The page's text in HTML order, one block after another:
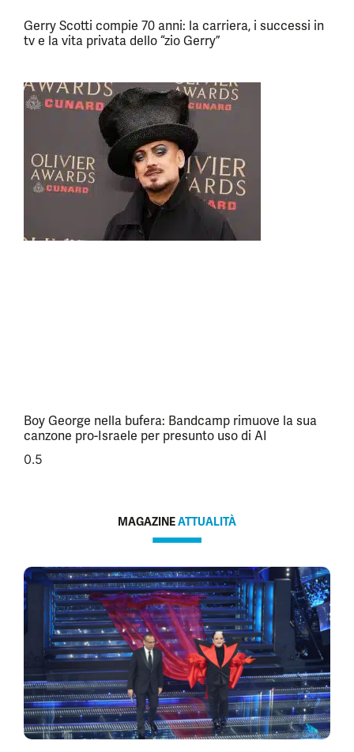
Gerry Scotti compie 70 anni: la carriera, i successi in
tv e la vita privata dello “zio Gerry”
Boy George nella bufera: Bandcamp rimuove la sua
canzone pro-Israele per presunto uso di AI
MAGAZINEATTUALITÀ